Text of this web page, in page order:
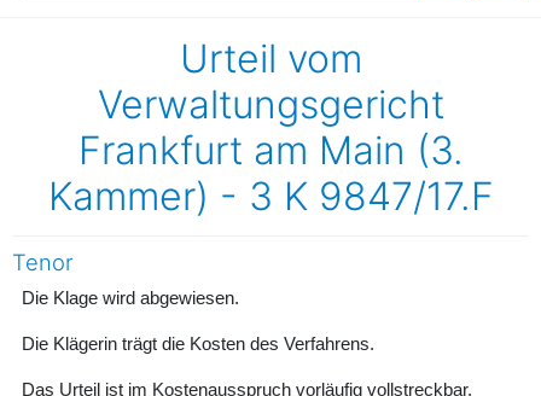
Urteil vom
Verwaltungsgericht
Frankfurt am Main (3.
Kammer) - 3 K 9847/17.F
Tenor
Die Klage wird abgewiesen.
Die Klägerin trägt die Kosten des Verfahrens.
Das Urteil ist im Kostenausspruch vorläufig vollstreckbar.